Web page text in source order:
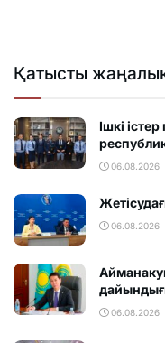
Қатысты
Ішкі
06.08.2026
06.08.2026
06.08.2026